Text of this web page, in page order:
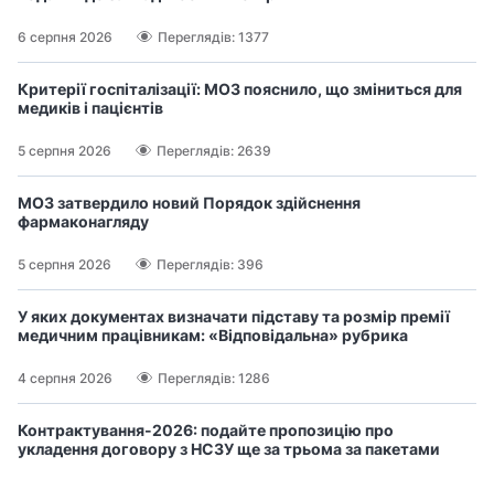
6 серпня 2026 Переглядів: 1377
Критерії госпіталізації: МОЗ пояснило, що зміниться для
медиків і пацієнтів
5 серпня 2026 Переглядів: 2639
МОЗ затвердило новий Порядок здійснення
фармаконагляду
5 серпня 2026 Переглядів: 396
У яких документах визначати підставу та розмір премії
медичним працівникам: «Відповідальна» рубрика
4 серпня 2026 Переглядів: 1286
Контрактування-2026: подайте пропозицію про
укладення договору з НСЗУ ще за трьома за пакетами